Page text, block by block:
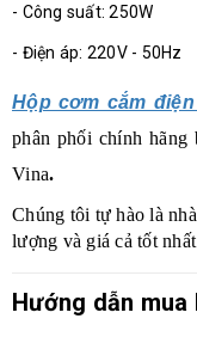
- Công suất: 250W
- Điện áp: 220V - 50Hz
Hộp cơm cắm
phân phối chính hãng
Vina.
Chúng tôi tự hào là
lượng và giá cả tốt
Hướng dẫn mua